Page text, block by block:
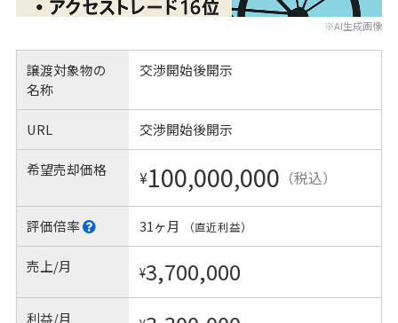
※AI生成画像
譲渡対象物の
名称
交渉開始後開示
URL 交渉開始後開示
希望売却価格 ¥100,000,000 （税込）
評価倍率 31ヶ月 （直近利益）
売上/月 ¥3,700,000
利益/月